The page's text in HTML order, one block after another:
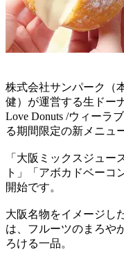
株式会社サンパーク（
健）が運営する生ドー
Love Donuts /ウィーラ
る期間限定の新メニュ
「大阪ミックスジュ
ト」「アボカドベーコ
開始です。
大阪名物をイメージし
は、フルーツのまろや
ろける一品。